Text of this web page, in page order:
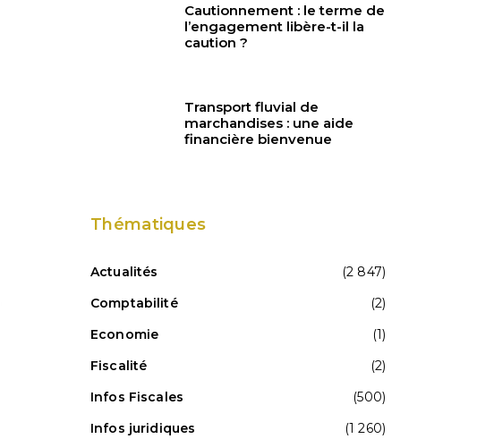
Cautionnement : le terme de
l’engagement libère-t-il la
caution ?
Transport fluvial de
marchandises : une aide
financière bienvenue
Thématiques
Actualités
(2 847)
Comptabilité
(2)
Economie
(1)
Fiscalité
(2)
Infos Fiscales
(500)
Infos juridiques
(1 260)